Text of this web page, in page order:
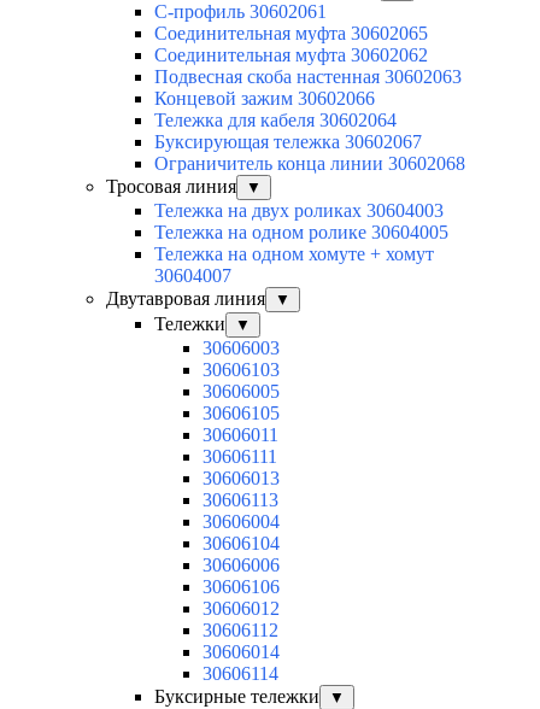
C-профиль 30602061
Соединительная муфта 30602065
Соединительная муфта 30602062
Подвесная скоба настенная 30602063
Концевой зажим 30602066
Тележка для кабеля 30602064
Буксирующая тележка 30602067
Ограничитель конца линии 30602068
Тросовая линия
▼
Тележка на двух роликах 30604003
Тележка на одном ролике 30604005
Тележка на одном хомуте + хомут
30604007
Двутавровая линия
▼
Тележки ▼
30606003
30606103
30606005
30606105
30606011
30606111
30606013
30606113
30606004
30606104
30606006
30606106
30606012
30606112
30606014
30606114
Буксирные тележки
▼